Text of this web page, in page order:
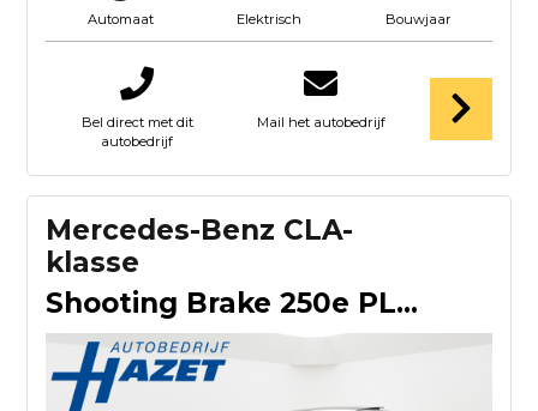
Automaat Elektrisch Bouwjaar
Bel direct met dit
autobedrijf
Mail het autobedrijf
Mercedes-Benz CLA-
klasse
Shooting Brake 250e PLUG-IN HYBRID AMG SPORT + PANORAMA / EL